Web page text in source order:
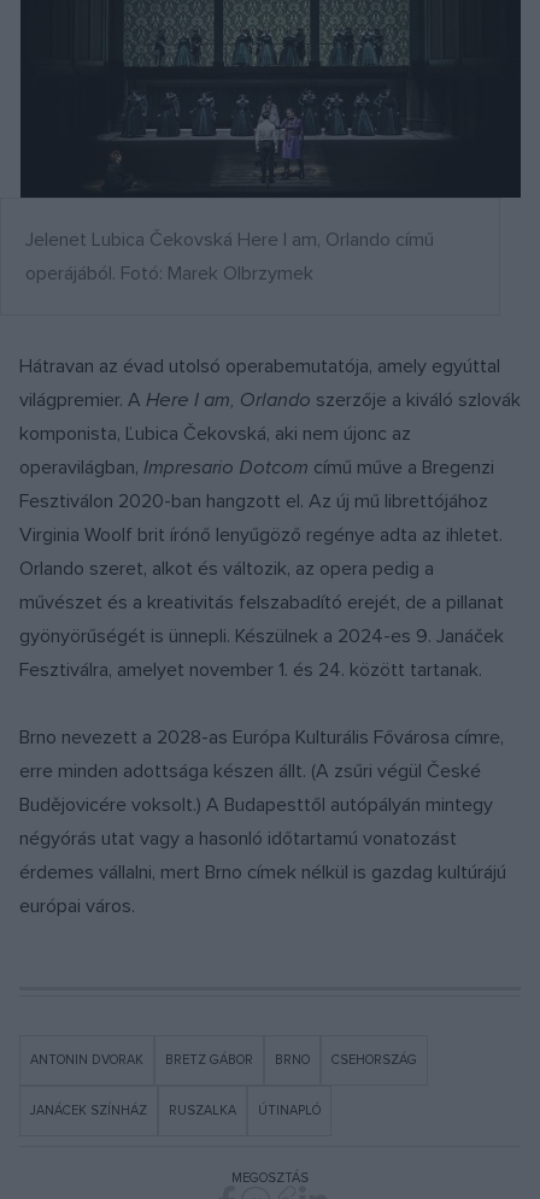
Jelenet Lubica Čekovská Here I am, Orlando című
operájából. Fotó: Marek Olbrzymek
Hátravan az évad utolsó operabemutatója, amely egyúttal
világpremier. A Here I am, Orlando szerzője a kiváló szlovák
komponista, Ľubica Čekovská, aki nem újonc az
operavilágban, Impresario Dotcom című műve a Bregenzi
Fesztiválon 2020-ban hangzott el. Az új mű librettójához
Virginia Woolf brit írónő lenyűgöző regénye adta az ihletet.
Orlando szeret, alkot és változik, az opera pedig a
művészet és a kreativitás felszabadító erejét, de a pillanat
gyönyörűségét is ünnepli. Készülnek a 2024-es 9. Janáček
Fesztiválra, amelyet november 1. és 24. között tartanak.
Brno nevezett a 2028-as Európa Kulturális Fővárosa címre,
erre minden adottsága készen állt. (A zsűri végül České
Budějovicére voksolt.) A Budapesttől autópályán mintegy
négyórás utat vagy a hasonló időtartamú vonatozást
érdemes vállalni, mert Brno címek nélkül is gazdag kultúrájú
európai város.
ANTONIN DVORAK BRETZ GÁBOR BRNO CSEHORSZÁG
JANÁCEK SZÍNHÁZ RUSZALKA ÚTINAPLÓ
MEGOSZTÁS